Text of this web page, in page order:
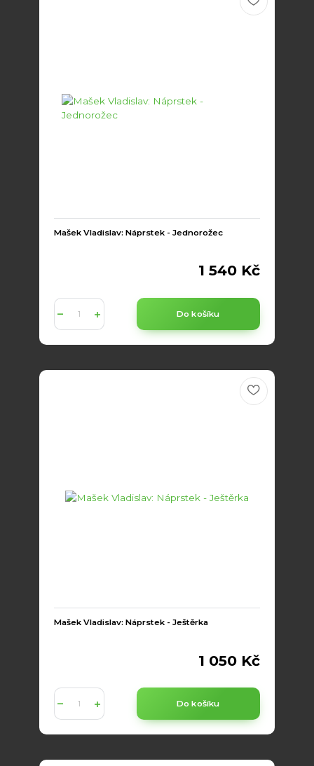
Mašek Vladislav: Náprstek - Jednorožec
1 540 Kč
Do košíku
Mašek Vladislav: Náprstek - Ještěrka
1 050 Kč
Do košíku